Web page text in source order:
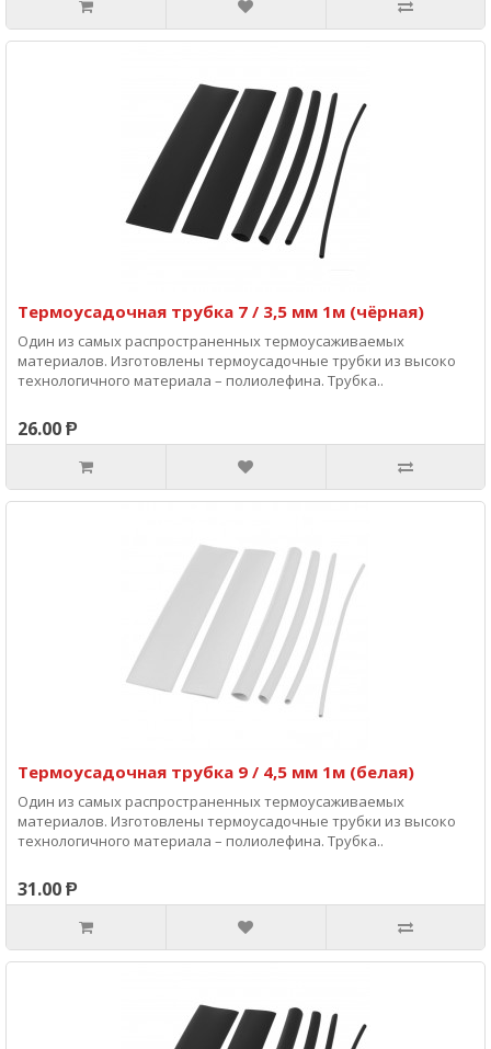
Термоусадочная трубка 7 / 3,5 мм 1м (чёрная)
Один из самых распространенных термоусаживаемых
материалов. Изготовлены термоусадочные трубки из высоко
технологичного материала – полиолефина. Трубка..
26.00 Ᵽ
Термоусадочная трубка 9 / 4,5 мм 1м (белая)
Один из самых распространенных термоусаживаемых
материалов. Изготовлены термоусадочные трубки из высоко
технологичного материала – полиолефина. Трубка..
31.00 Ᵽ